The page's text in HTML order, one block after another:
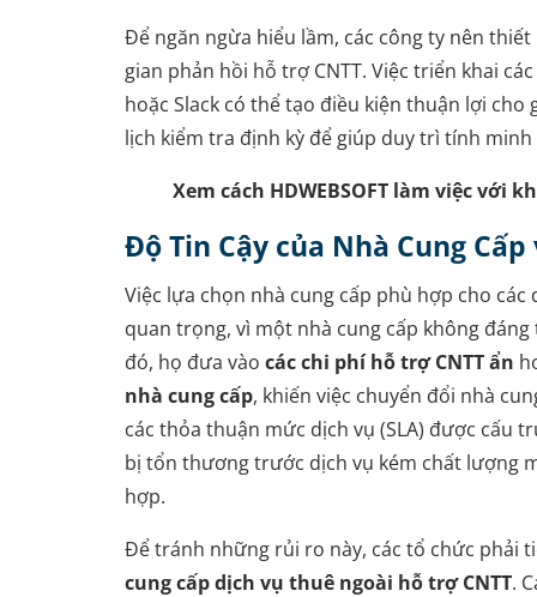
Để ngăn ngừa hiểu lầm, các công ty nên
gian phản hồi hỗ trợ CNTT. Việc triển khai
hoặc Slack có thể tạo điều kiện thuận lợi
lịch kiểm tra định kỳ để giúp duy trì tính
Xem cách HDWEBSOFT làm việc với
Độ Tin Cậy của Nhà Cung
Việc lựa chọn nhà cung cấp phù hợp cho
quan trọng, vì một nhà cung cấp không
đó, họ đưa vào các chi phí hỗ trợ CNTT ẩn
nhà cung cấp, khiến việc chuyển đổi nhà
các thỏa thuận mức dịch vụ (SLA) được cấu
bị tổn thương trước dịch vụ kém chất lượng
hợp.
Để tránh những rủi ro này, các tổ chức phải
cung cấp dịch vụ thuê ngoài hỗ trợ CNTT.